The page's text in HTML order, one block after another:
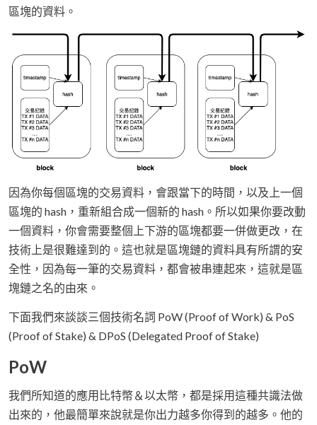
區塊的資料。
因為你每個區塊的交易資料，會跟當下的時間，以及上一個
區塊的 hash，重新組合成一個新的 hash。所以如果你要改動
一個資料，你會需要整個上下游的區塊都要一併做更改，在
技術上是很難達到的。這也就是區塊鏈的資料具有所謂的安
全性，因為每一筆的交易資料，都會被串連起來，這就是區
塊鏈之名的由來。
下面我們來談談三個技術名詞 PoW (Proof of Work) & PoS
(Proof of Stake) & DPoS (Delegated Proof of Stake)
PoW
我們所知道的應用比特幣＆以太幣，都是採用這種共識法做
出來的，他最簡單來說就是你出力越多你得到的越多。他的